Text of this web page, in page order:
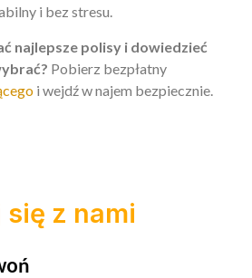
i bez stresu.
najlepsze polisy i dowiedzieć
Pobierz bezpłatny
i wejdź w najem bezpiecznie.
z nami